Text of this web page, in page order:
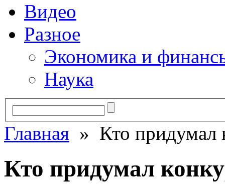
Видео
Разное
Экономика и
Наука
Главная » Кто придумал
Кто придумал